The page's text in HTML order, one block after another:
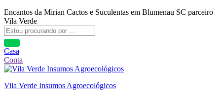
Encantos da Mirian Cactos e Suculentas em Blumenau SC parceiro
Vila Verde
Casa
Conta
Vila Verde Insumos Agroecológicos